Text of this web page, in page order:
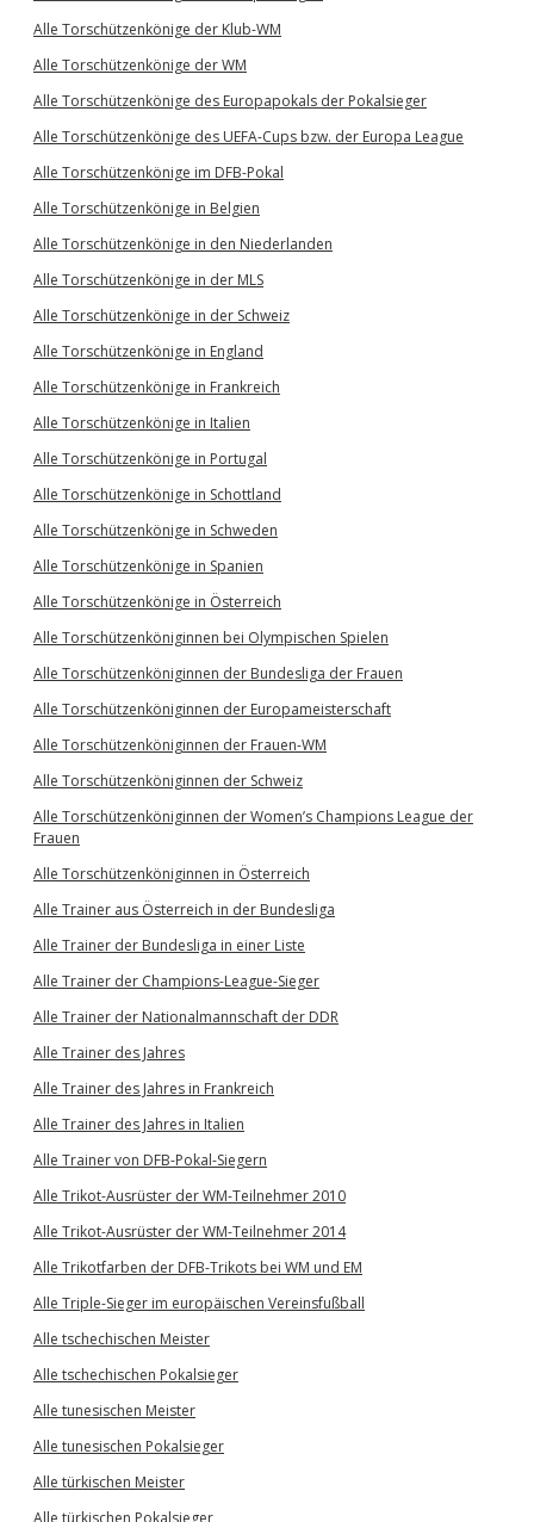
Alle Torschützenkönige der Klub-WM
Alle Torschützenkönige der WM
Alle Torschützenkönige des Europapokals der Pokalsieger
Alle Torschützenkönige des UEFA-Cups bzw. der Europa League
Alle Torschützenkönige im DFB-Pokal
Alle Torschützenkönige in Belgien
Alle Torschützenkönige in den Niederlanden
Alle Torschützenkönige in der MLS
Alle Torschützenkönige in der Schweiz
Alle Torschützenkönige in England
Alle Torschützenkönige in Frankreich
Alle Torschützenkönige in Italien
Alle Torschützenkönige in Portugal
Alle Torschützenkönige in Schottland
Alle Torschützenkönige in Schweden
Alle Torschützenkönige in Spanien
Alle Torschützenkönige in Österreich
Alle Torschützenköniginnen bei Olympischen Spielen
Alle Torschützenköniginnen der Bundesliga der Frauen
Alle Torschützenköniginnen der Europameisterschaft
Alle Torschützenköniginnen der Frauen-WM
Alle Torschützenköniginnen der Schweiz
Alle Torschützenköniginnen der Women’s Champions League der
Frauen
Alle Torschützenköniginnen in Österreich
Alle Trainer aus Österreich in der Bundesliga
Alle Trainer der Bundesliga in einer Liste
Alle Trainer der Champions-League-Sieger
Alle Trainer der Nationalmannschaft der DDR
Alle Trainer des Jahres
Alle Trainer des Jahres in Frankreich
Alle Trainer des Jahres in Italien
Alle Trainer von DFB-Pokal-Siegern
Alle Trikot-Ausrüster der WM-Teilnehmer 2010
Alle Trikot-Ausrüster der WM-Teilnehmer 2014
Alle Trikotfarben der DFB-Trikots bei WM und EM
Alle Triple-Sieger im europäischen Vereinsfußball
Alle tschechischen Meister
Alle tschechischen Pokalsieger
Alle tunesischen Meister
Alle tunesischen Pokalsieger
Alle türkischen Meister
Alle türkischen Pokalsieger